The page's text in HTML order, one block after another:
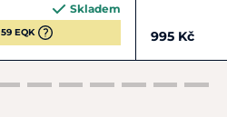
Skladem
59 EQK 995 Kč